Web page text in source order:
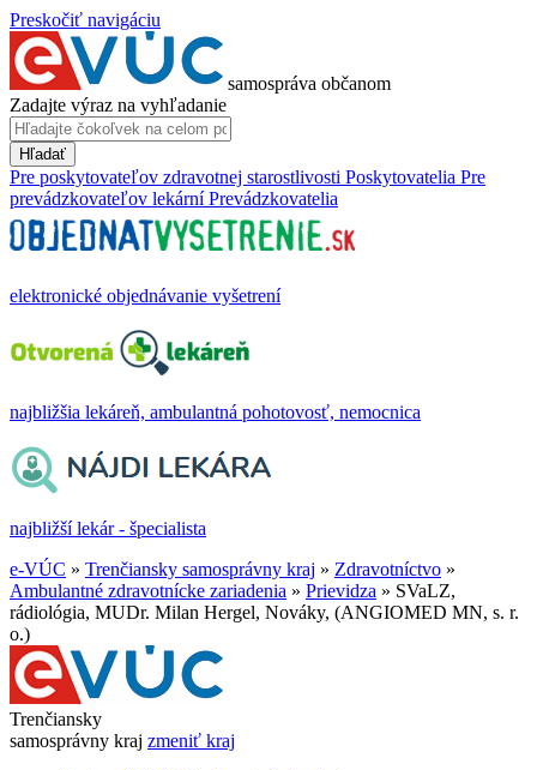
Preskočiť navigáciu
samospráva občanom
Zadajte výraz na vyhľadanie
Hľadať
Pre poskytovateľov zdravotnej starostlivosti Poskytovatelia Pre
prevádzkovateľov lekární Prevádzkovatelia
elektronické objednávanie vyšetrení
najbližšia lekáreň, ambulantná pohotovosť, nemocnica
najbližší lekár - špecialista
e-VÚC » Trenčiansky samosprávny kraj » Zdravotníctvo »
Ambulantné zdravotnícke zariadenia » Prievidza » SVaLZ,
rádiológia, MUDr. Milan Hergel, Nováky, (ANGIOMED MN, s. r.
o.)
Trenčiansky
samosprávny kraj zmeniť kraj